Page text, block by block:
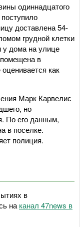
одиннадцатого
доставлена 54-
грудной клетки
дома на улице
в
как
Марк Карвелис
но
По его данным,
в поселке.
полиция.
в
на канал 47news в